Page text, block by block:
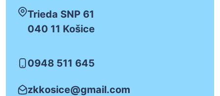
Trieda SNP 61
040 11 Košice
0948 511 645
zkkosice@gmail.com